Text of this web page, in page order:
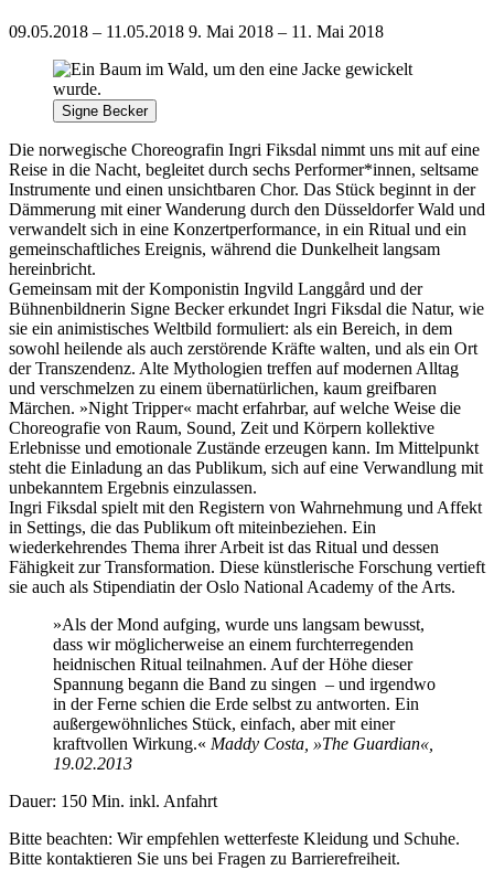
09.05.2018 – 11.05.2018 9. Mai 2018 – 11. Mai 2018
Signe Becker
Die norwegische Choreografin Ingri Fiksdal nimmt uns mit auf eine
Reise in die Nacht, begleitet durch sechs Performer*innen, seltsame
Instrumente und einen unsichtbaren Chor. Das Stück beginnt in der
Dämmerung mit einer Wanderung durch den Düsseldorfer Wald und
verwandelt sich in eine Konzertperformance, in ein Ritual und ein
gemeinschaftliches Ereignis, während die Dunkelheit langsam
hereinbricht.
Gemeinsam mit der Komponistin Ingvild Langgård und der
Bühnenbildnerin Signe Becker erkundet Ingri Fiksdal die Natur, wie
sie ein animistisches Weltbild formuliert: als ein Bereich, in dem
sowohl heilende als auch zerstörende Kräfte walten, und als ein Ort
der Transzendenz. Alte Mythologien treffen auf modernen Alltag
und verschmelzen zu einem übernatürlichen, kaum greifbaren
Märchen. »Night Tripper« macht erfahrbar, auf welche Weise die
Choreografie von Raum, Sound, Zeit und Körpern kollektive
Erlebnisse und emotionale Zustände erzeugen kann. Im Mittelpunkt
steht die Einladung an das Publikum, sich auf eine Verwandlung mit
unbekanntem Ergebnis einzulassen.
Ingri Fiksdal spielt mit den Registern von Wahrnehmung und Affekt
in Settings, die das Publikum oft miteinbeziehen. Ein
wiederkehrendes Thema ihrer Arbeit ist das Ritual und dessen
Fähigkeit zur Transformation. Diese künstlerische Forschung vertieft
sie auch als Stipendiatin der Oslo National Academy of the Arts.
»Als der Mond aufging, wurde uns langsam bewusst,
dass wir möglicherweise an einem furchterregenden
heidnischen Ritual teilnahmen. Auf der Höhe dieser
Spannung begann die Band zu singen – und irgendwo
in der Ferne schien die Erde selbst zu antworten. Ein
außergewöhnliches Stück, einfach, aber mit einer
kraftvollen Wirkung.« Maddy Costa, »The Guardian«,
19.02.2013
Dauer: 150 Min. inkl. Anfahrt
Bitte beachten: Wir empfehlen wetterfeste Kleidung und Schuhe.
Bitte kontaktieren Sie uns bei Fragen zu Barrierefreiheit.